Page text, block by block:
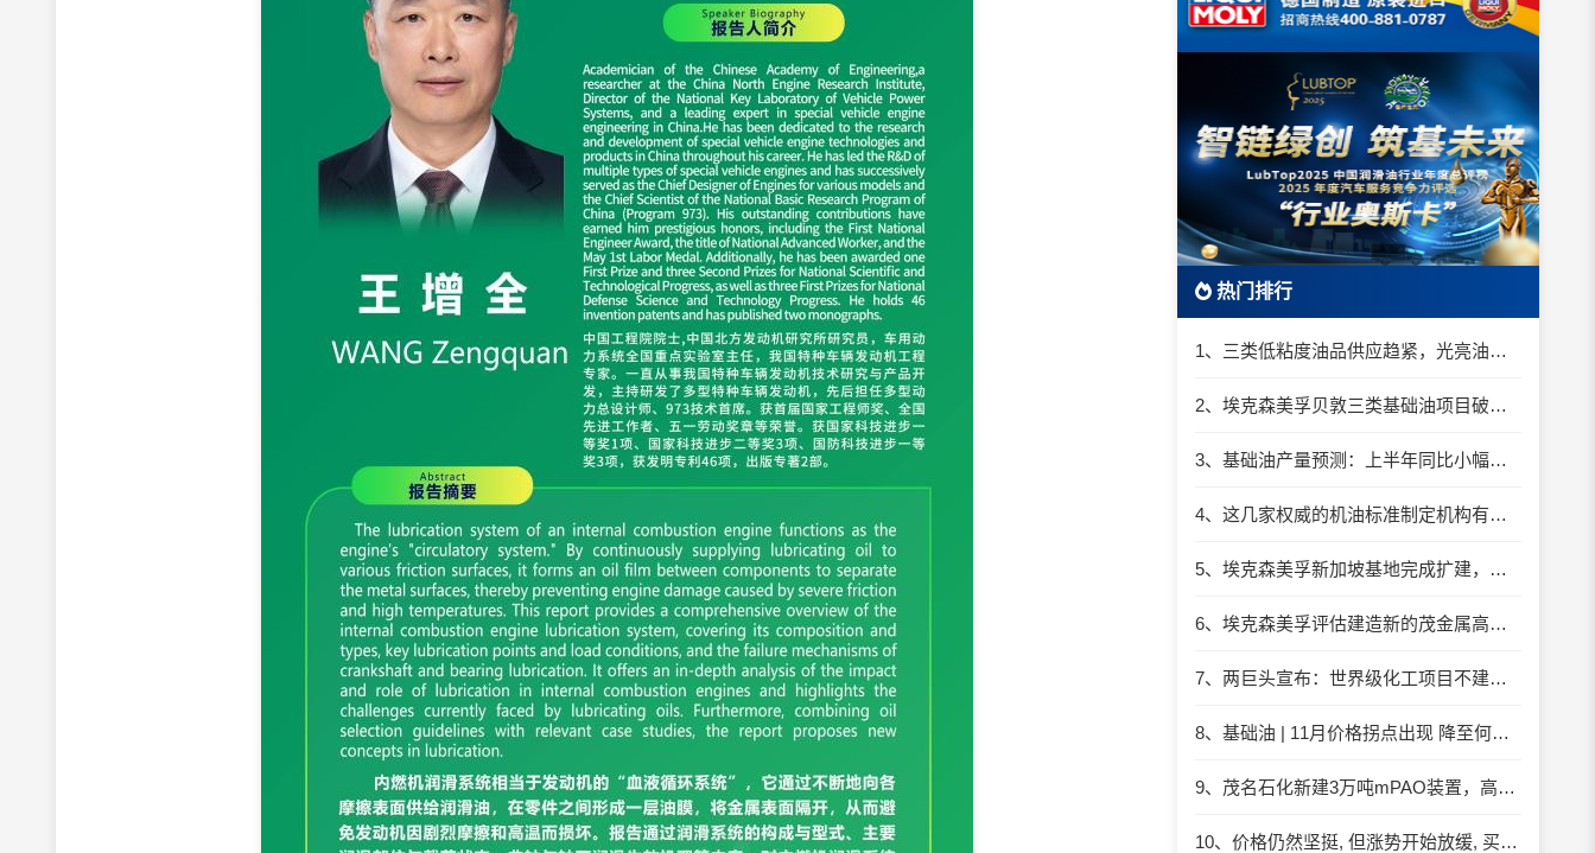
热门排行
1、三类低粘度油品供应趋紧，光亮油进口仍难套利
2、埃克森美孚贝敦三类基础油项目破土动工
3、基础油产量预测：上半年同比小幅下滑
4、这几家权威的机油标准制定机构有何不同？
5、埃克森美孚新加坡基地完成扩建，成全球最大基础油工厂​
6、埃克森美孚评估建造新的茂金属高粘度聚α烯烃基础油（mHiVis PAO）装置
7、两巨头宣布：世界级化工项目不建了！
8、基础油 | 11月价格拐点出现 降至何时？
9、茂名石化新建3万吨mPAO装置，高端润滑油国产化提速
10、价格仍然坚挺, 但涨势开始放缓, 买家寻求一类进口货